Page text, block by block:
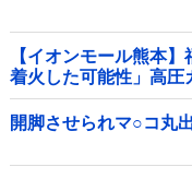
【イオンモール熊本
着火した可能性」高圧
報告他
開脚させられマ○コ丸